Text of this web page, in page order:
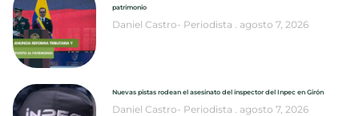
patrimonio
Daniel Castro- Periodista agosto 7, 2026
Nuevas pistas rodean el asesinato del inspector del Inpec en Girón
Daniel Castro- Periodista agosto 7, 2026